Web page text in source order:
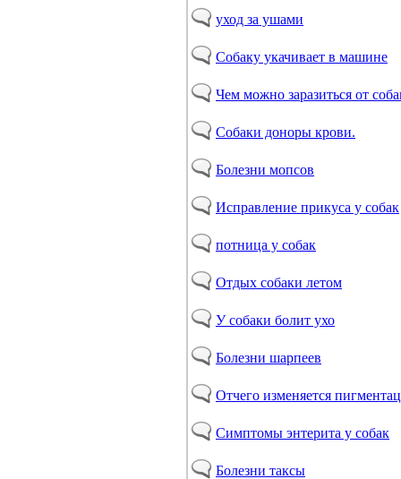
уход за ушами
Собаку укачивает в машине
Чем можно заразиться от
Собаки доноры крови.
Болезни мопсов
Исправление прикуса у собак
потница у собак
Отдых собаки летом
У собаки болит ухо
Болезни шарпеев
Отчего изменяется
Симптомы энтерита у собак
Болезни таксы